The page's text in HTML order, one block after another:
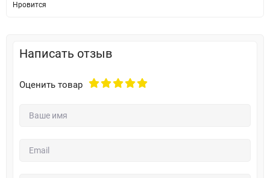
Нровится
Написать отзыв
Оценить товар